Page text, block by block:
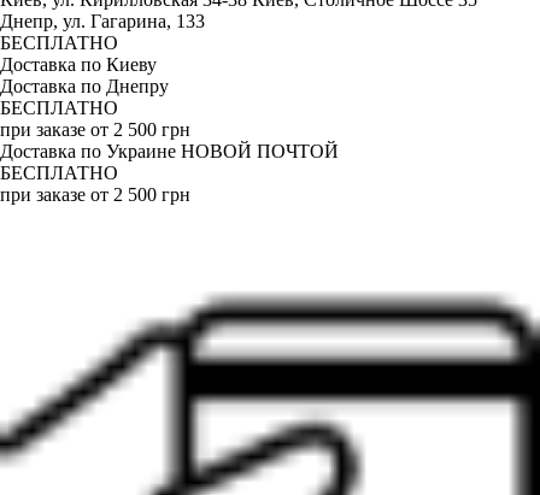
Днепр, ул. Гагарина, 133
БЕСПЛАТНО
Доставка по Киеву
Доставка по Днепру
БЕСПЛАТНО
при заказе от 2 500 грн
Доставка по Украине НОВОЙ ПОЧТОЙ
БЕСПЛАТНО
при заказе от 2 500 грн